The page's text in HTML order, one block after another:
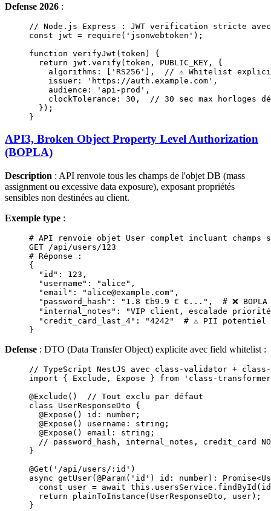
Defense 2026 :
// Node.js Express : JWT verification stricte
const jwt = require ( 'jsonwebtoken' );
function verifyJwt (token ) {
  return
jwt. verify(token, PUBLIC_KEY , {
    algorithms: [
'RS256' ],
// ⚠️ Whitelist
    issuer:
'https://auth.example.com' ,
    audience:
'api-prod' ,
    clockTolerance:
30 ,
// 30 sec max horloges
  });
}
API3, Broken Object Property Level Authorization
(BOPLA)
Description : API renvoie tous les champs de l'objet DB (mass
assignment ou excessive data exposure), exposant propriétés
sensibles non destinées au client.
Exemple type :
# API renvoie objet User complet incluant champs
GET /api/users/123
# Réponse :
{
  "id"
:
123,
  "username"
:
"alice",
  "email"
:
"alice@example.com",
  "password_hash"
: "1.8 €b9.9 € €...",
# ❌
  "internal_notes"
:
"VIP client, escalade
  "credit_card_last_4"
: "4242"
  # ⚠️ PII potentiel
}
Defense : DTO (Data Transfer Object) explicite avec field whitelist :
// TypeScript NestJS avec class-validator +
import { Exclude, Expose } from 'class-
@Exclude () // Tout exclu par défaut
class UserResponseDto {
  @
Expose () id : number ;
  @
Expose () username : string ;
  @
Expose () email : string ;
// password_hash, internal_notes, credit_card
}
@Get ( '/api/users/:id' )
async getUser(@Param( 'id' ) id: number): Promise<
  const user
= await this .usersService. findById
  return
plainToInstance ( UserResponseDto , user);
}